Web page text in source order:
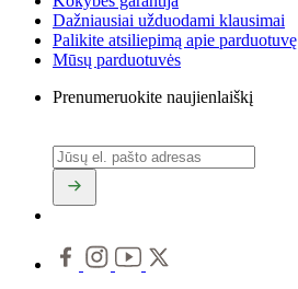
Dažniausiai užduodami klausimai
Palikite atsiliepimą apie parduotuvę
Mūsų parduotuvės
Prenumeruokite naujienlaiškį